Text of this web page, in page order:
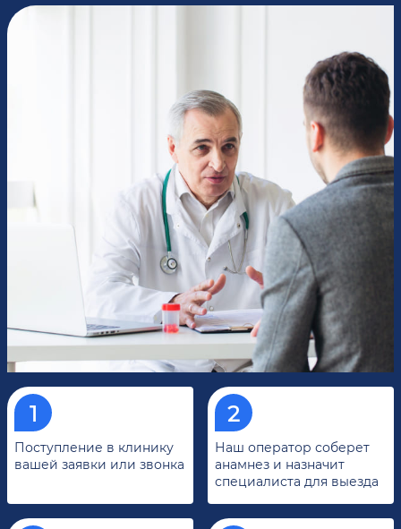
Поступление в клинику
вашей заявки или звонка
Наш оператор соберет
анамнез и назначит
специалиста для выезда